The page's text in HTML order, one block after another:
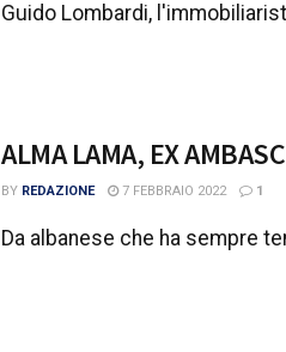
Guido Lombardi,
ALMA LAMA, EX
BY REDAZIONE 7 FEBBRAIO 2022 1
Da albanese che ha sempre